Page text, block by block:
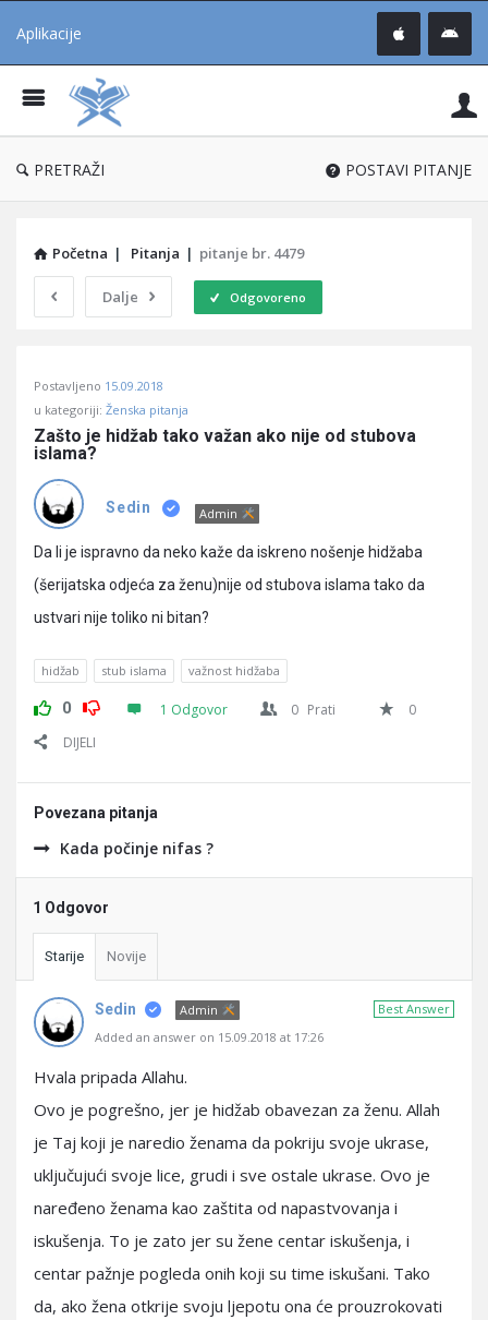
Aplikacije
®
PRETRAŽI POSTAVI PITANJE
Početna | Pitanja | pitanje br. 4479
Dalje Odgovoreno
Učene
Latest
Pitanja
Postavljeno 15.09.2018
u kategoriji: Ženska pitanja
Zašto je hidžab tako važan ako nije od stubova
islama?
Sedin Admin
Da li je ispravno da neko kaže da iskreno nošenje hidžaba
(šerijatska odjeća za ženu)nije od stubova islama tako da
ustvari nije toliko ni bitan?
hidžab stub islama važnost hidžaba
0 1 Odgovor 0 Prati
0
DIJELI
Povezana pitanja
Kada počinje nifas ?
1 Odgovor
Starije Novije
Best Answer
Sedin
Admin
Added an answer on 15.09.2018 at 17:26
Hvala pripada Allahu.
Ovo je pogrešno, jer je hidžab obavezan za ženu. Allah
je Taj koji je naredio ženama da pokriju svoje ukrase,
uključujući svoje lice, grudi i sve ostale ukrase. Ovo je
naređeno ženama kao zaštita od napastvovanja i
iskušenja. To je zato jer su žene centar iskušenja, i
centar pažnje pogleda onih koji su time iskušani. Tako
da, ako žena otkrije svoju ljepotu ona će prouzrokovati